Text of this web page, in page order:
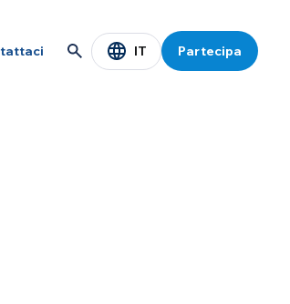
IT Partecipa